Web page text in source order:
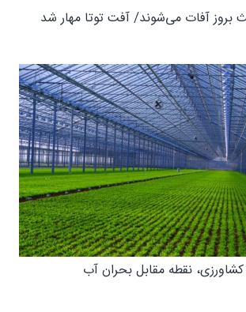
بروز آفات می‌شوند/ آفت توتا مهار شد
نقطه مقابل بحران آب